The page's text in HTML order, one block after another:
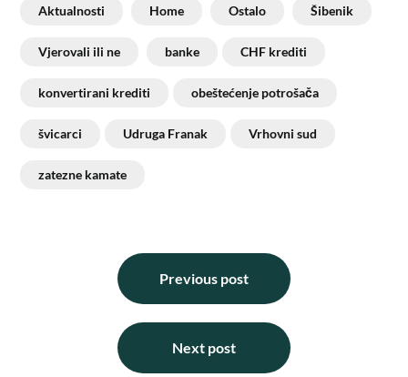
Aktualnosti Home Ostalo Šibenik
Vjerovali ili ne banke CHF krediti
konvertirani krediti obeštećenje potrošača
švicarci Udruga Franak Vrhovni sud
zatezne kamate
Previous post
Next post